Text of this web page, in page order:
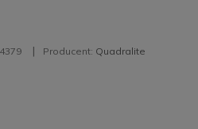
Producent: Quadralite